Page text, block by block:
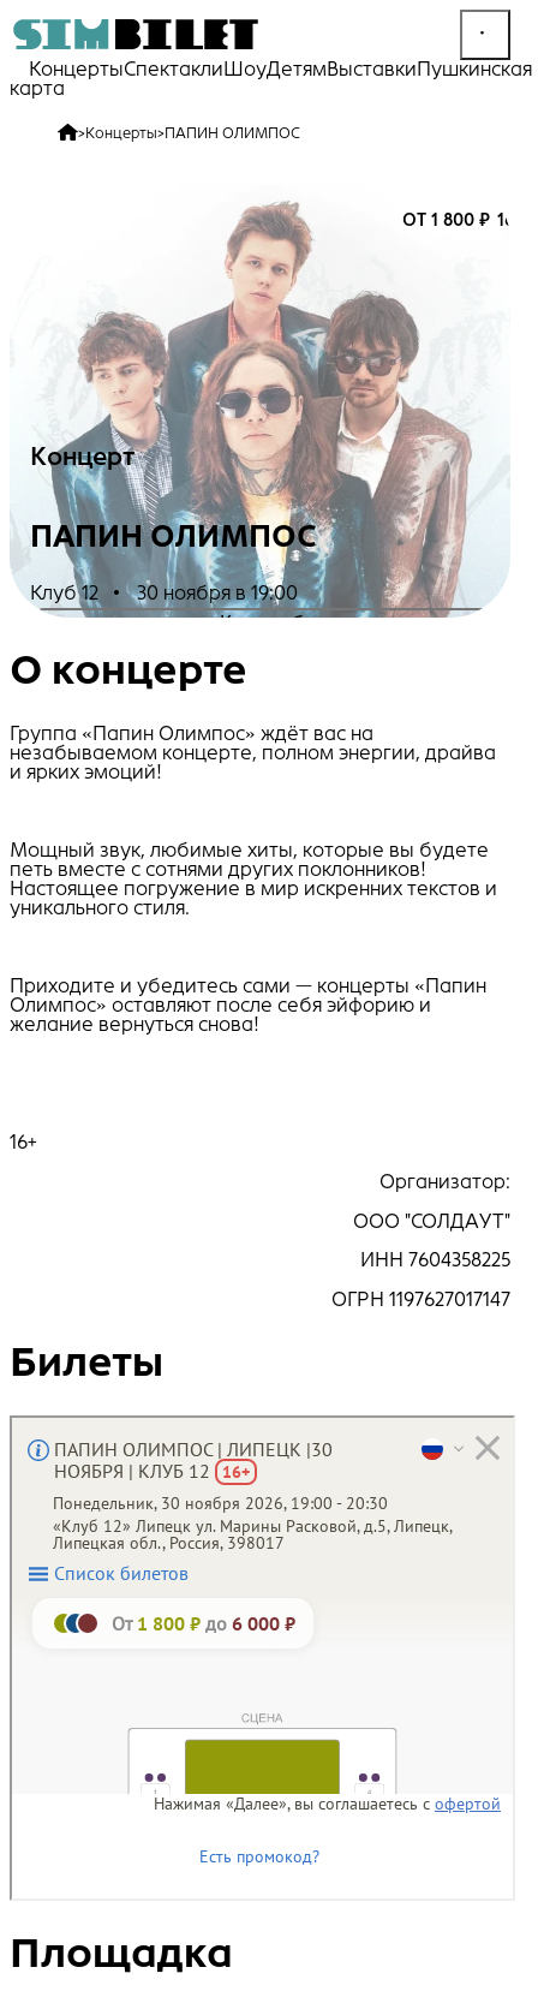
КонцертыСпектакли ШоуДетямВыставкиПушкинская
карта
>Концерты>ПАПИН ОЛИМПОС
ОТ 1 800 ₽ 16+
Концерт
ПАПИН ОЛИМПОС
Клуб 12 • 30 ноября в 19:00
Купить билеты
О концерте
Группа «Папин Олимпос» ждёт вас на
незабываемом концерте, полном энергии, драйва
и ярких эмоций!
Мощный звук, любимые хиты, которые вы будете
петь вместе с сотнями других поклонников!
Настоящее погружение в мир искренних текстов и
уникального стиля.
Приходите и убедитесь сами — концерты «Папин
Олимпос» оставляют после себя эйфорию и
желание вернуться снова!
16+
Организатор:
ООО "СОЛДАУТ"
ИНН 7604358225
ОГРН 1197627017147
Билеты
Площадка